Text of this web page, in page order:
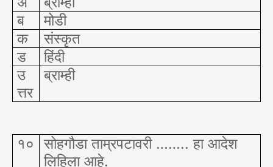
ब
मोडी
क
संस्कृत
ड
हिंदी
उ
त्तर
ब्राम्ही
१०
सोहगौडा ताम्रपटावरी …….. हा आदेश
लिहिला आहे.